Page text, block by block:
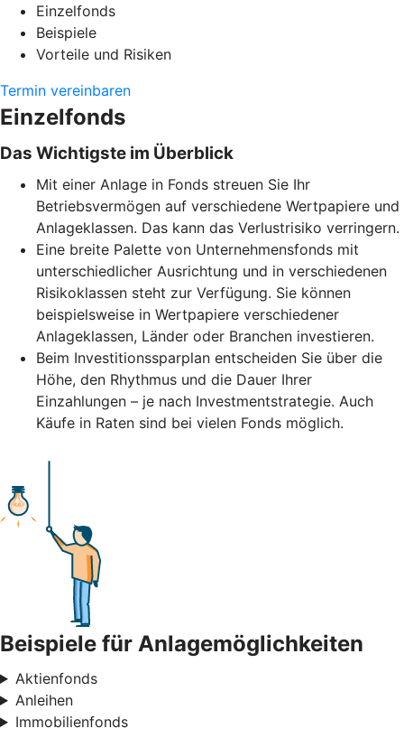
Einzelfonds
Beispiele
Vorteile und Risiken
Termin vereinbaren
Einzelfonds
Das Wichtigste im Überblick
Mit einer Anlage in Fonds streuen Sie Ihr
Betriebsvermögen auf verschiedene Wertpapiere und
Anlageklassen. Das kann das Verlustrisiko verringern.
Eine breite Palette von Unternehmensfonds mit
unterschiedlicher Ausrichtung und in verschiedenen
Risikoklassen steht zur Verfügung. Sie können
beispielsweise in Wertpapiere verschiedener
Anlageklassen, Länder oder Branchen investieren.
Beim Investitionssparplan entscheiden Sie über die
Höhe, den Rhythmus und die Dauer Ihrer
Einzahlungen – je nach Investmentstrategie. Auch
Käufe in Raten sind bei vielen Fonds möglich.
Beispiele für Anlagemöglichkeiten
Aktienfonds
Anleihen
Immobilienfonds